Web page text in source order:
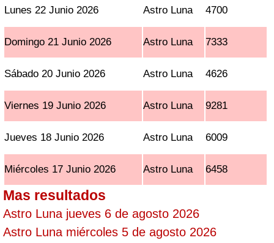
Lunes 22 Junio 2026 Astro Luna 4700
Domingo 21 Junio 2026 Astro Luna 7333
Sábado 20 Junio 2026 Astro Luna 4626
Viernes 19 Junio 2026 Astro Luna 9281
Jueves 18 Junio 2026 Astro Luna 6009
Miércoles 17 Junio 2026 Astro Luna 6458
Mas resultados
Astro Luna jueves 6 de agosto 2026
Astro Luna miércoles 5 de agosto 2026